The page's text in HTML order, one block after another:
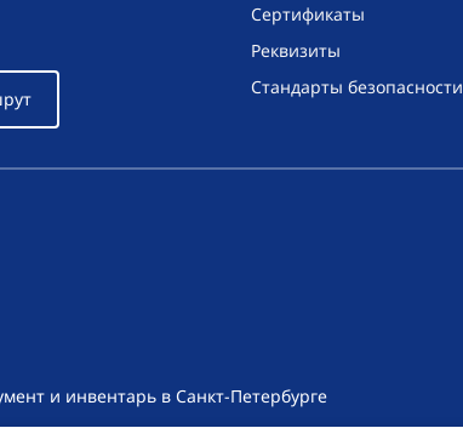
Сертификаты
Реквизиты
Стандарты безопасности
и инвентарь в Санкт-Петербурге